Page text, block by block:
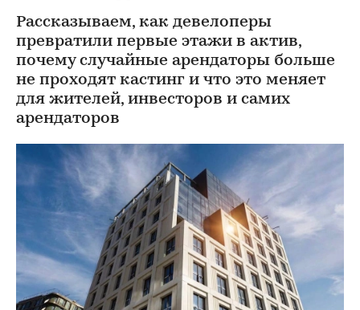
Рассказываем, как девелоперы
превратили первые этажи в актив,
почему случайные арендаторы больше
не проходят кастинг и что это меняет
для жителей, инвесторов и самих
арендаторов